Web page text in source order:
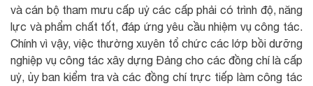
và cán bộ tham mưu cấp uỷ các cấp phải có trình độ, năng
lực và phẩm chất tốt, đáp ứng yêu cầu nhiệm vụ công tác.
Chính vì vậy, việc thường xuyên tổ chức các lớp bồi dưỡng
nghiệp vụ công tác xây dựng Đảng cho các đồng chí là cấp
uỷ, ủy ban kiểm tra và các đồng chí trực tiếp làm công tác